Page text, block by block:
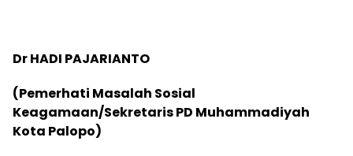
Dr HADI PAJARIANTO
(Pemerhati Masalah Sosial
Keagamaan/Sekretaris PD Muhammadiyah
Kota Palopo)